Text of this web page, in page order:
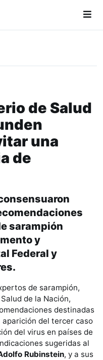
de Salud
una
de
sarampión
y
Federal y
de sarampión,
de la Nación,
destinadas
del tercer caso
del virus en países de
sugeridas al
Rubinstein, y a sus